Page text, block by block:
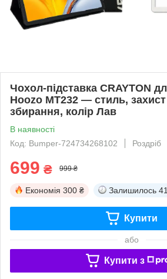
Чохол-підставка CRAYTON
Hoozo MT232 — стиль, захист
збирання, колір Лав
В наявності
Код: Bumper-724734268102
Роздріб
699 ₴ 999 ₴
Економія 300 ₴ Залишилось
Купити
або
Купити з